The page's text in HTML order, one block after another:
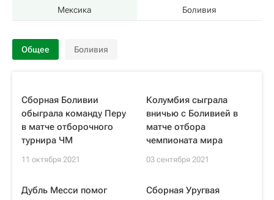
Мексика Боливия
Общее Боливия
Сборная Боливии
обыграла команду Перу
в матче отборочного
турнира ЧМ
11 октября 2021
Колумбия сыграла
вничью с Боливией в
матче отбора
чемпионата мира
03 сентября 2021
Дубль Месси помог
Сборная Уругвая